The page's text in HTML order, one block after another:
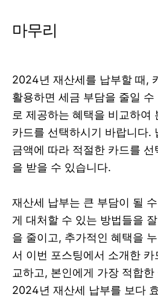
마무리
2024년 재산세를 납부할 때,
활용하면 세금 부담을 줄일 수
로 제공하는 혜택을 비교하여
카드를 선택하시기 바랍니다.
금액에 따라 적절한 카드를
을 받을 수 있습니다.
재산세 납부는 큰 부담이 될
게 대처할 수 있는 방법들을
을 줄이고, 추가적인 혜택을
서 이번 포스팅에서 소개한 카
교하고, 본인에게 가장 적합한
2024년 재산세 납부를 보다